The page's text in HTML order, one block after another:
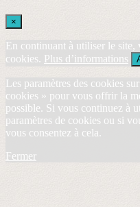
×
En continuant à utiliser le site,
cookies. Plus d’informations
Les paramètres des cookies
cookies » pour vous offrir la
possible. Si vous continuez à
paramètres de cookies ou si
vous consentez à cela.
Fermer